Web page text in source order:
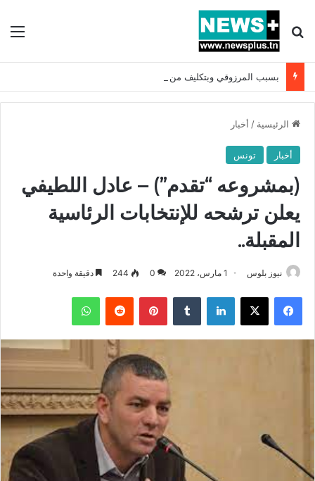
بحث عن
الرئيسية / أخبار
أخبار تونس
(بمشروعه “تقدم”) – عادل اللطيفي
يعلن ترشحه للإنتخابات الرئاسية
المقبلة..
نيوز بلوس 1 مارس، 2022 0
244 دقيقة واحدة
فيسبوك X لينكدإن بينتيريست واتساب